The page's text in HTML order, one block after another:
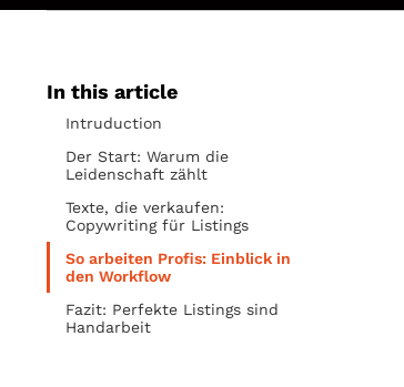
In this article
Intruduction
Der Start: Warum die
Leidenschaft zählt
Texte, die verkaufen:
Copywriting für Listings
So arbeiten Profis: Einblick in
den Workflow
Fazit: Perfekte Listings sind
Handarbeit